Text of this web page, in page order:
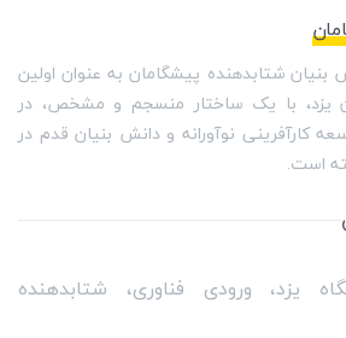
شتابدهنده پیشگامان به عنوان اولین
یزد، با یک ساختار منسجم و مشخص، در
کارآفرینی نوآورانه و دانش بنیان قدم در
است.
یزد، ورودی فناوری، شتابدهنده